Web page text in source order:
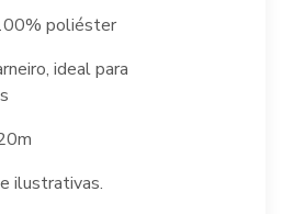
poliéster
ideal para
ilustrativas.